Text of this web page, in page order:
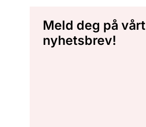
Meld deg på vårt
nyhetsbrev!